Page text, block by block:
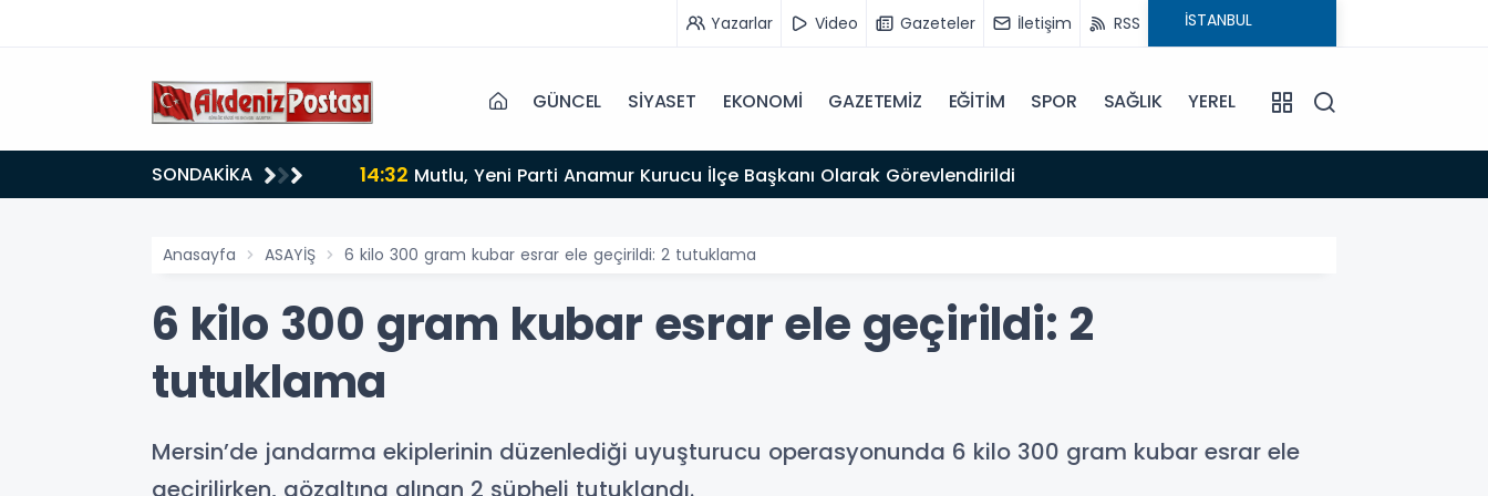
Yazarlar Video Gazeteler İletişim RSS
GÜNCEL SİYASET EKONOMİ GAZETEMİZ EĞİTİM SPOR SAĞLIK YEREL
SONDAKİKA 14:32 Mutlu, Yeni Parti Anamur Kurucu İlçe Başkanı Olarak Görevlendirildi
Anasayfa ASAYİŞ 6 kilo 300 gram kubar esrar ele geçirildi: 2 tutuklama
6 kilo 300 gram kubar esrar ele geçirildi: 2
tutuklama
Mersin’de jandarma ekiplerinin düzenlediği uyuşturucu operasyonunda 6 kilo 300 gram kubar esrar ele
geçirilirken, gözaltına alınan 2 şüpheli tutuklandı.